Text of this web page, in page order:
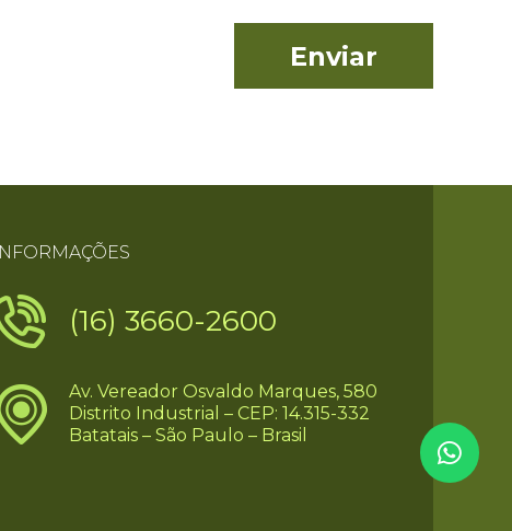
(16) 3660-2600
Av. Vereador Osvaldo Marques, 580
Distrito Industrial – CEP: 14.315-332
Batatais – São Paulo – Brasil